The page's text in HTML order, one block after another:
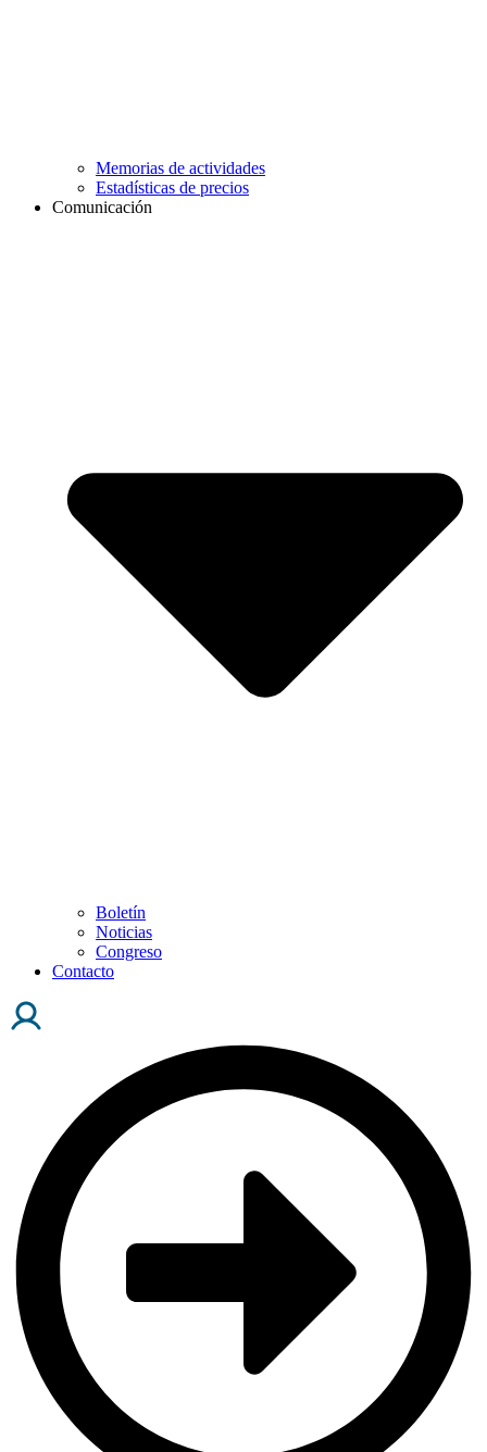
Memorias de actividades
Estadísticas de precios
Comunicación
Boletín
Noticias
Congreso
Contacto